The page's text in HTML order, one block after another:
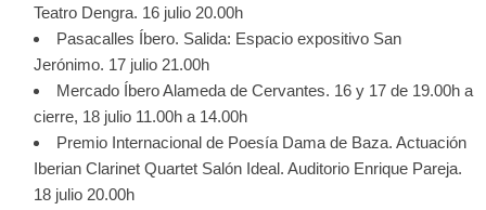
Teatro Dengra. 16 julio 20.00h
Pasacalles Íbero. Salida: Espacio expositivo San
Jerónimo. 17 julio 21.00h
Mercado Íbero Alameda de Cervantes. 16 y 17 de 19.00h a
cierre, 18 julio 11.00h a 14.00h
Premio Internacional de Poesía Dama de Baza. Actuación
Iberian Clarinet Quartet Salón Ideal. Auditorio Enrique Pareja.
18 julio 20.00h